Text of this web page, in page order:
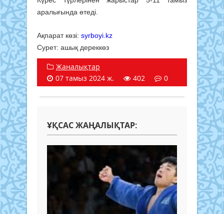
аралығында өтеді.
Ақпарат көзі: syrboyi.kz
Сурет: ашық дереккөз
Жаңалықтар
07 тамыз 2024 ж.
402 0
ҰҚСАС ЖАҢАЛЫҚТАР: